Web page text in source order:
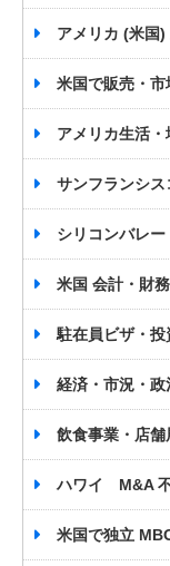
アメリカ (米国)
米国で販売・
アメリカ生活・
サンフランシス
シリコンバレー
米国 会計・財
駐在員ビザ・
経済・市況・政
飲食事業・店舗
ハワイ M&A
米国で独立